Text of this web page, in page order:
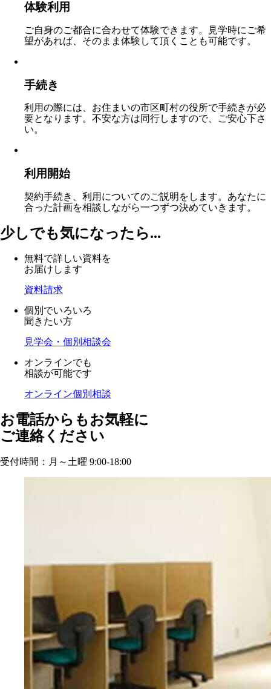
体験利用
ご自身のご都合に合わせて体験できます。見学時にご希
望があれば、そのまま体験して頂くことも可能です。
手続き
利用の際には、お住まいの市区町村の役所で手続きが必
要となります。不安な方は同行しますので、ご安心下さ
い。
利用開始
契約手続き、利用についてのご説明をします。あなたに
合った計画を相談しながら一つずつ決めていきます。
少しでも気になったら...
無料で詳しい資料を
お届けします
資料請求
個別でいろいろ
聞きたい方
見学会・個別相談会
オンラインでも
相談が可能です
オンライン個別相談
お電話からもお気軽に
ご連絡ください
受付時間：月～土曜 9:00-18:00